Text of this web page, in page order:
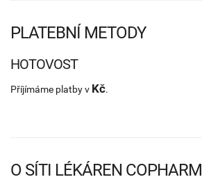
PLATEBNÍ METODY
HOTOVOST
Příjímáme platby v Kč.
O SÍTI LÉKÁREN COPHARM